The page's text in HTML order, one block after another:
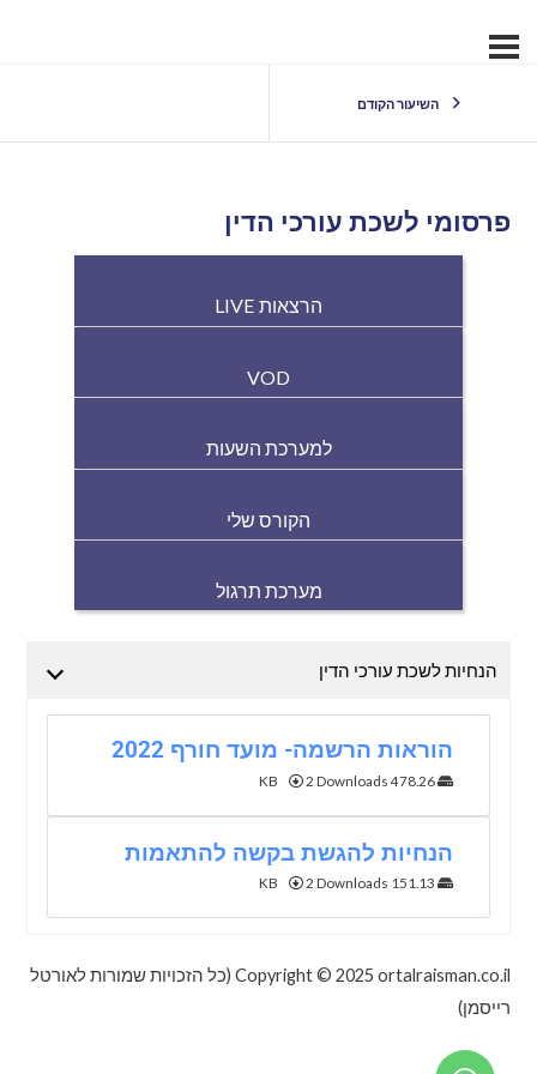
השיעור הקודם
פרסומי לשכת עורכי הדין
הרצאות LIVE
VOD
למערכת השעות
הקורס שלי
מערכת תרגול
הנחיות לשכת עורכי הדין
הוראות הרשמה- מועד חורף 2022
478.26 KB
2 Downloads
הנחיות להגשת בקשה להתאמות
2 Downloads
Copyright © 2025 ortalraisman.co.il (כל הזכויות שמורות לאורטל
רייסמן)